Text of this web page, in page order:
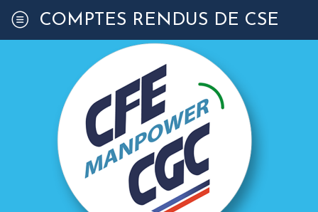
COMPTES RENDUS DE CSE